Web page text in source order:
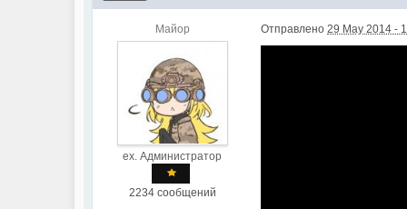
Майор
ex. Администратор
2234 сообщений
Отправлено 29 May 2014 -